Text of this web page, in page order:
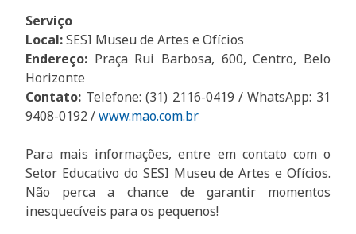
Serviço
Local:SESI Museu de Artes e Ofícios
Endereço: Praça Rui Barbosa, 600, Centro, Belo
Horizonte
Contato: Telefone: (31) 2116-0419 / WhatsApp: 31
9408-0192 /www.mao.com.br
Para mais informações, entre em contato com o
Setor Educativo do SESI Museu de Artes e Ofícios.
Não perca a chance de garantir momentos
inesquecíveis para os pequenos!